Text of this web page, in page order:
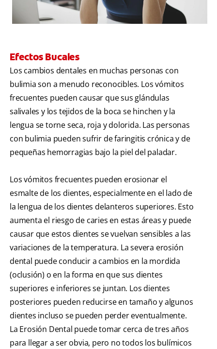
Efectos Bucales
Los cambios dentales en muchas personas con
bulimia son a menudo reconocibles. Los vómitos
frecuentes pueden causar que sus glándulas
salivales y los tejidos de la boca se hinchen y la
lengua se torne seca, roja y dolorida. Las personas
con bulimia pueden sufrir de faringitis crónica y de
pequeñas hemorragias bajo la piel del paladar.
Los vómitos frecuentes pueden erosionar el
esmalte de los dientes, especialmente en el lado de
la lengua de los dientes delanteros superiores. Esto
aumenta el riesgo de caries en estas áreas y puede
causar que estos dientes se vuelvan sensibles a las
variaciones de la temperatura. La severa erosión
dental puede conducir a cambios en la mordida
(oclusión) o en la forma en que sus dientes
superiores e inferiores se juntan. Los dientes
posteriores pueden reducirse en tamaño y algunos
dientes incluso se pueden perder eventualmente.
La Erosión Dental puede tomar cerca de tres años
para llegar a ser obvia, pero no todos los bulímicos